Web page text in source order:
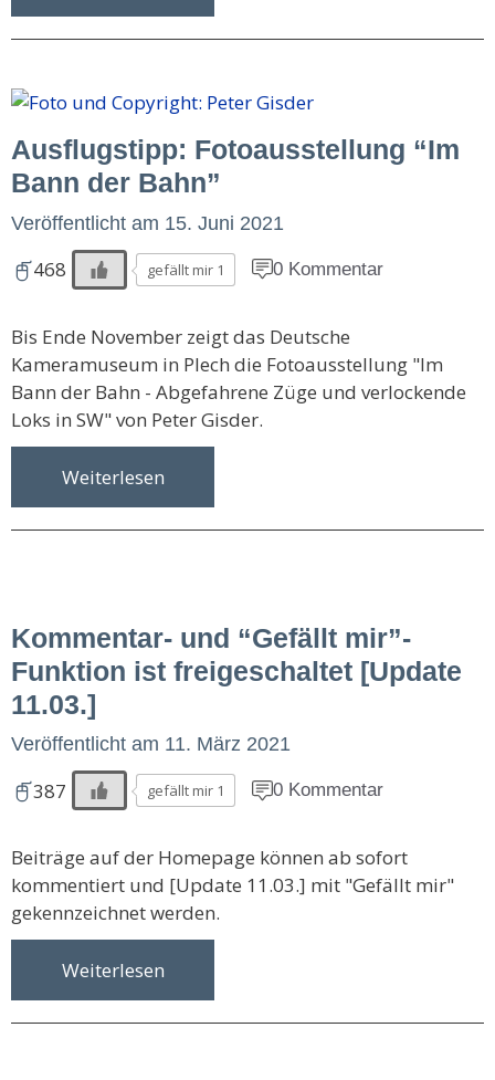
Ausflugstipp: Fotoausstellung “Im
Bann der Bahn”
Veröffentlicht am 15. Juni 2021
468 gefällt mir 1 0 Kommentar
Bis Ende November zeigt das Deutsche
Kameramuseum in Plech die Fotoausstellung "Im
Bann der Bahn - Abgefahrene Züge und verlockende
Loks in SW" von Peter Gisder.
Weiterlesen
Kommentar- und “Gefällt mir”-
Funktion ist freigeschaltet [Update
11.03.]
Veröffentlicht am 11. März 2021
387 gefällt mir 1 0 Kommentar
Beiträge auf der Homepage können ab sofort
kommentiert und [Update 11.03.] mit "Gefällt mir"
gekennzeichnet werden.
Weiterlesen